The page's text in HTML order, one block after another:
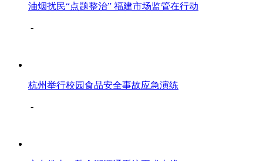
油烟扰民“点题整治” 福建市场监管在行动
-
杭州举行校园食品安全事故应急演练
-